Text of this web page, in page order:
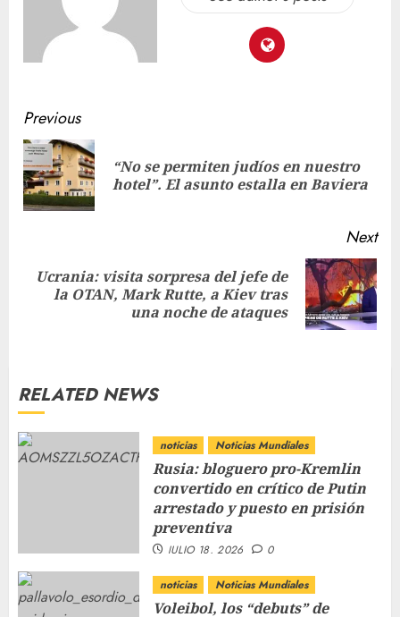
Previous
“No se permiten judíos en nuestro
hotel”. El asunto estalla en Baviera
Next
Ucrania: visita sorpresa del jefe de
la OTAN, Mark Rutte, a Kiev tras
una noche de ataques
RELATED NEWS
noticias Noticias Mundiales
Rusia: bloguero pro-Kremlin
convertido en crítico de Putin
arrestado y puesto en prisión
preventiva
JULIO 18, 2026 0
noticias Noticias Mundiales
Voleibol, los “debuts” de